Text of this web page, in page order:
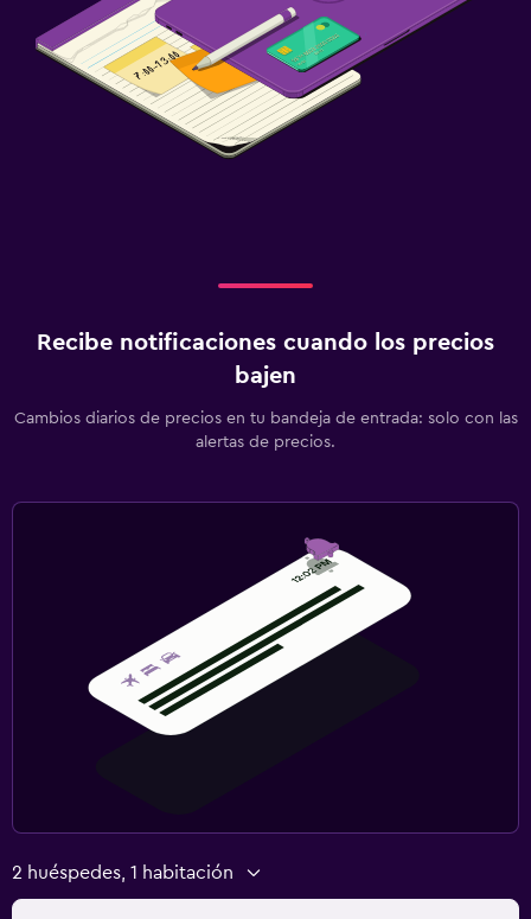
Recibe notificaciones cuando los precios
bajen
Cambios diarios de precios en tu bandeja de entrada: solo con las
alertas de precios.
2 huéspedes, 1 habitación